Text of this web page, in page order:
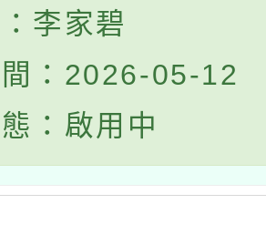
李家碧
：2026-05-12
：啟用中